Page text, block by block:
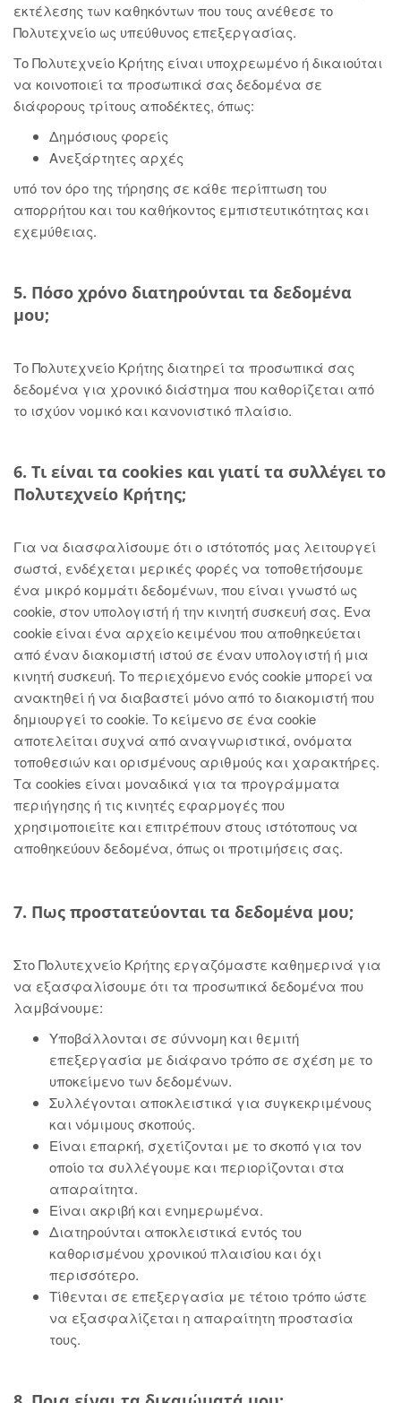
εκτέλεσης των καθηκόντων που τους ανέθεσε το
Πολυτεχνείο ως υπεύθυνος επεξεργασίας.
Το Πολυτεχνείο Κρήτης είναι υποχρεωμένο ή δικαιούται
να κοινοποιεί τα προσωπικά σας δεδομένα σε
διάφορους τρίτους αποδέκτες, όπως:
Δημόσιους φορείς
Ανεξάρτητες αρχές
υπό τον όρο της τήρησης σε κάθε περίπτωση του
απορρήτου και του καθήκοντος εμπιστευτικότητας και
εχεμύθειας.
5. Πόσο χρόνο διατηρούνται τα δεδομένα
μου;
Το Πολυτεχνείο Κρήτης διατηρεί τα προσωπικά σας
δεδομένα για χρονικό διάστημα που καθορίζεται από
το ισχύον νομικό και κανονιστικό πλαίσιο.
6. Τι είναι τα cookies και γιατί τα συλλέγει το
Πολυτεχνείο Κρήτης;
Για να διασφαλίσουμε ότι ο ιστότοπός μας λειτουργεί
σωστά, ενδέχεται μερικές φορές να τοποθετήσουμε
ένα μικρό κομμάτι δεδομένων, που είναι γνωστό ως
cookie, στον υπολογιστή ή την κινητή συσκευή σας. Ένα
cookie είναι ένα αρχείο κειμένου που αποθηκεύεται
από έναν διακομιστή ιστού σε έναν υπολογιστή ή μια
κινητή συσκευή. Το περιεχόμενο ενός cookie μπορεί να
ανακτηθεί ή να διαβαστεί μόνο από το διακομιστή που
δημιουργεί το cookie. Το κείμενο σε ένα cookie
αποτελείται συχνά από αναγνωριστικά, ονόματα
τοποθεσιών και ορισμένους αριθμούς και χαρακτήρες.
Τα cookies είναι μοναδικά για τα προγράμματα
περιήγησης ή τις κινητές εφαρμογές που
χρησιμοποιείτε και επιτρέπουν στους ιστότοπους να
αποθηκεύουν δεδομένα, όπως οι προτιμήσεις σας.
7. Πως προστατεύονται τα δεδομένα μου;
Στο Πολυτεχνείο Κρήτης εργαζόμαστε καθημερινά για
να εξασφαλίσουμε ότι τα προσωπικά δεδομένα που
λαμβάνουμε:
Υποβάλλονται σε σύννομη και θεμιτή
επεξεργασία με διάφανο τρόπο σε σχέση με το
υποκείμενο των δεδομένων.
Συλλέγονται αποκλειστικά για συγκεκριμένους
και νόμιμους σκοπούς.
Είναι επαρκή, σχετίζονται με το σκοπό για τον
οποίο τα συλλέγουμε και περιορίζονται στα
απαραίτητα.
Είναι ακριβή και ενημερωμένα.
Διατηρούνται αποκλειστικά εντός του
καθορισμένου χρονικού πλαισίου και όχι
περισσότερο.
Τίθενται σε επεξεργασία με τέτοιο τρόπο ώστε
να εξασφαλίζεται η απαραίτητη προστασία
τους.